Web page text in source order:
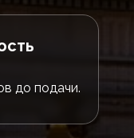
до подачи.